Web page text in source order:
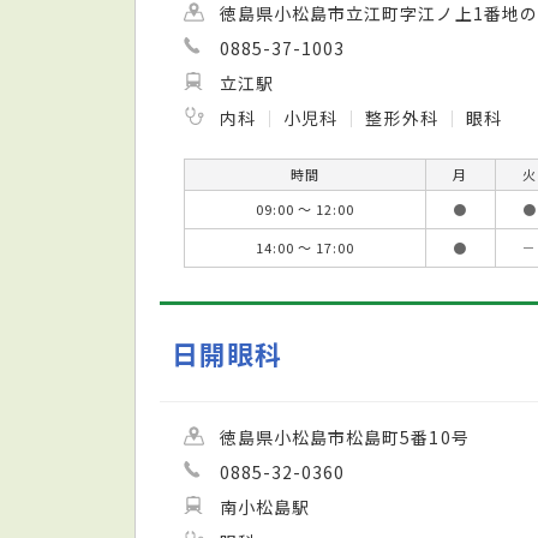
徳島県小松島市立江町字江ノ上1番地
0885-37-1003
立江駅
内科
小児科 整形外科 眼科
時間 月 火
09:00 ～ 12:00
● ●
14:00 ～ 17:00
● －
日開眼科
徳島県小松島市松島町5番10号
0885-32-0360
南小松島駅